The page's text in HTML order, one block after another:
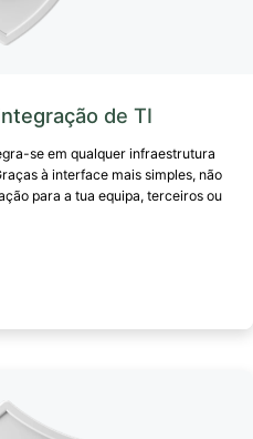
de TI
se em qualquer infraestrutura
à interface mais simples, não
para a tua equipa, terceiros ou